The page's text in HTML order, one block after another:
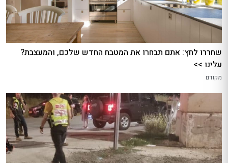
שחררו לחץ: אתם תבחרו את המטבח החדש שלכם, והמעצבת?
עלינו >>
מקודם